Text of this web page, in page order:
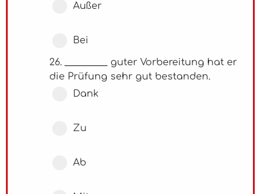
Außer
Bei
26. _________ guter Vorbereitung hat er
die Prüfung sehr gut bestanden.
Dank
Zu
Ab